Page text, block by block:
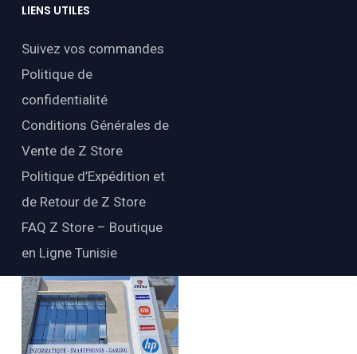
LIENS UTILES
Suivez vos commandes
Politique de
confidentialité
Conditions Générales de
Vente de Z Store
Politique d’Expédition et
de Retour de Z Store
FAQ Z Store – Boutique
en Ligne Tunisie